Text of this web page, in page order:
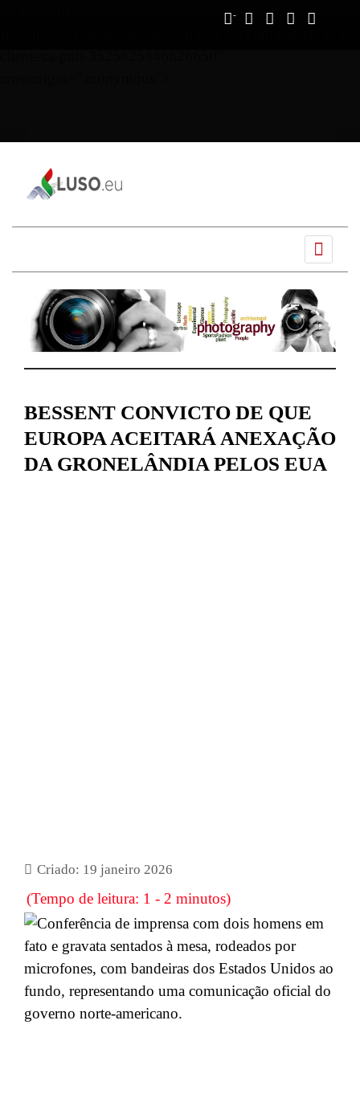
BESSENT CONVICTO DE QUE
EUROPA ACEITARÁ ANEXAÇÃO
DA GRONELÂNDIA PELOS EUA
Criado: 19 janeiro 2026
(Tempo de leitura: 1 - 2 minutos)